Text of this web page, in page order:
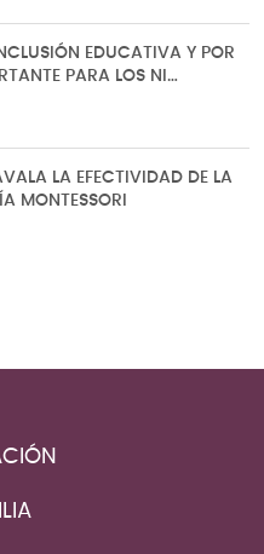
EDUCATIVA Y POR
PARA LOS NI…
LA EFECTIVIDAD DE LA
MONTESSORI